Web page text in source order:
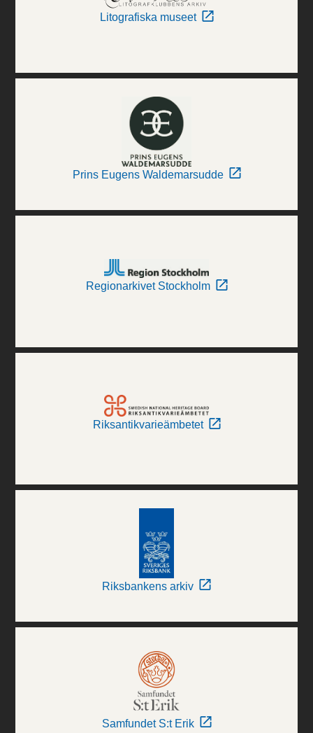
Litografiska museet
Prins Eugens Waldemarsudde
Regionarkivet Stockholm
Riksantikvarieämbetet
Riksbankens arkiv
Samfundet S:t Erik